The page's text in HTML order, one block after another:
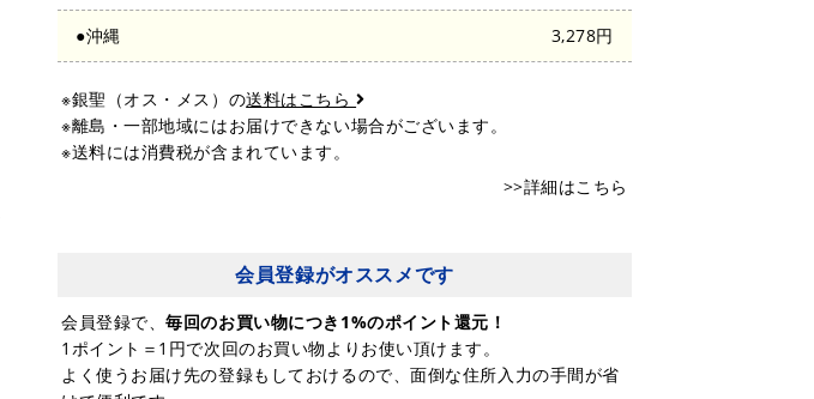
●沖縄 3,278円
※銀聖（オス・メス）の送料はこちら
※離島・一部地域にはお届けできない場合がございます。
※送料には消費税が含まれています。
>>詳細はこちら
会員登録がオススメです
会員登録で、毎回のお買い物につき1%のポイント還元！
1ポイント＝1円で次回のお買い物よりお使い頂けます。
よく使うお届け先の登録もしておけるので、面倒な住所入力の手間が省